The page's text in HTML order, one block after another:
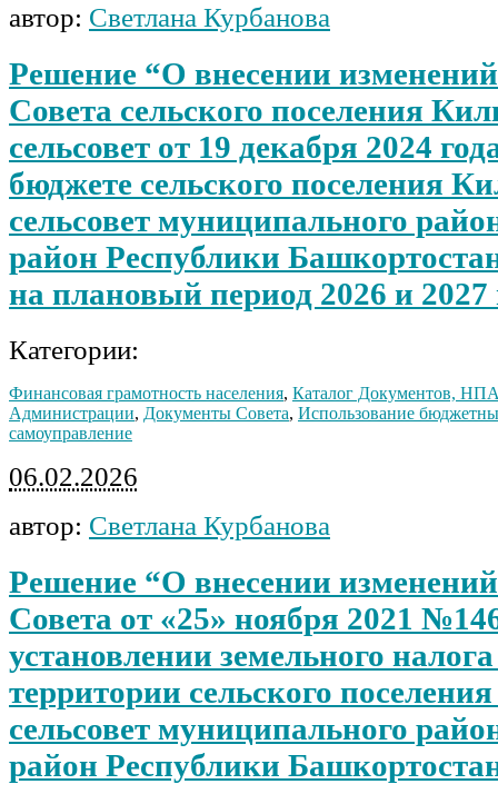
автор: Светлана Курбанова
Решение “О внесении
Совета сельского поселения
сельсовет от 19 декабря 2024
бюджете сельского поселения
сельсовет муниципального
район Республики
на плановый период 2026 и 2027
Категории:
Финансовая грамотность населения, Каталог Документов,
Администрации, Документы Совета, Использование
самоуправление
06.02.2026
автор: Светлана Курбанова
Решение “О внесении
Совета от «25» ноября 2021
установлении земельного
территории сельского
сельсовет муниципального
район Республики